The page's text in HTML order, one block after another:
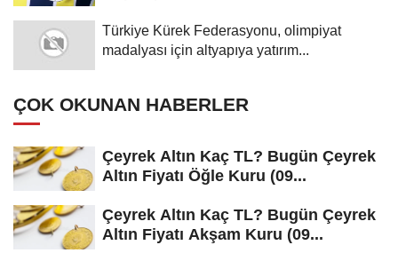
Türkiye Kürek Federasyonu, olimpiyat
madalyası için altyapıya yatırım...
ÇOK OKUNAN HABERLER
Çeyrek Altın Kaç TL? Bugün Çeyrek
Altın Fiyatı Öğle Kuru (09...
Çeyrek Altın Kaç TL? Bugün Çeyrek
Altın Fiyatı Akşam Kuru (09...